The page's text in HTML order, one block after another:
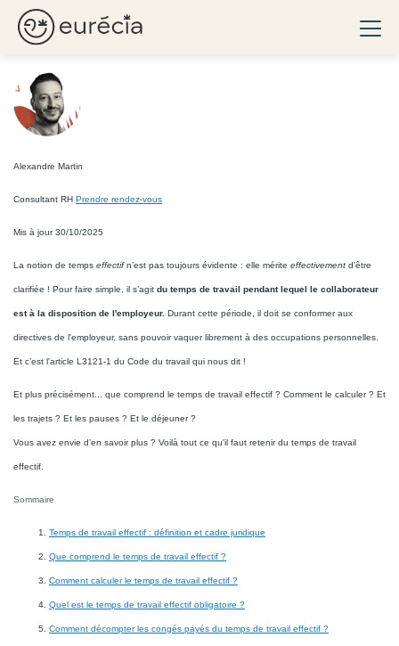
Tout savoir sur le temps de
travail effectif
Alexandre Martin
Consultant RH Prendre rendez-vous
Mis à jour 30/10/2025
La notion de temps effectifn’est pas toujours évidente : elle mérite effectivement d’être
clarifiée ! Pour faire simple, il s’agit du temps de travail pendant lequel le collaborateur
est à la disposition de l'employeur. Durant cette période, il doit se conformer aux
directives de l'employeur, sans pouvoir vaquer librement à des occupations personnelles.
Et c’est l'article L3121-1 du Code du travail qui nous dit !
Et plus précisément... que comprend le temps de travail effectif ? Comment le calculer ? Et
les trajets ? Et les pauses ? Et le déjeuner ?
Vous avez envie d’en savoir plus ? Voilà tout ce qu'il faut retenir du temps de travail
effectif.
Sommaire
Temps de travail effectif : définition et cadre juridique
Que comprend le temps de travail effectif ?
Comment calculer le temps de travail effectif ?
Quel est le temps de travail effectif obligatoire ?
Comment décompter les congés payés du temps de travail effectif ?